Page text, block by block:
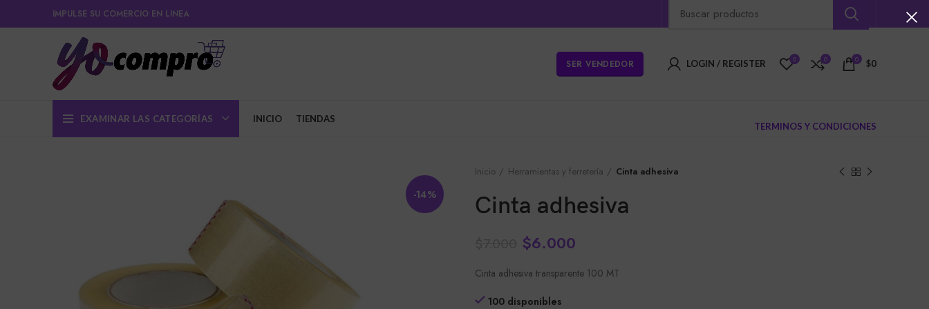
IMPULSE SU COMERCIO EN LINEA
SER VENDEDOR LOGIN / REGISTER 0 0 0 $0
EXAMINAR LAS CATEGORÍAS INICIO TIENDAS
TERMINOS Y CONDICIONES
-14%
Inicio Herramientas y ferretería Cinta adhesiva
Cinta adhesiva
$6.000
Cinta adhesiva transparente 100 MT
100 disponibles